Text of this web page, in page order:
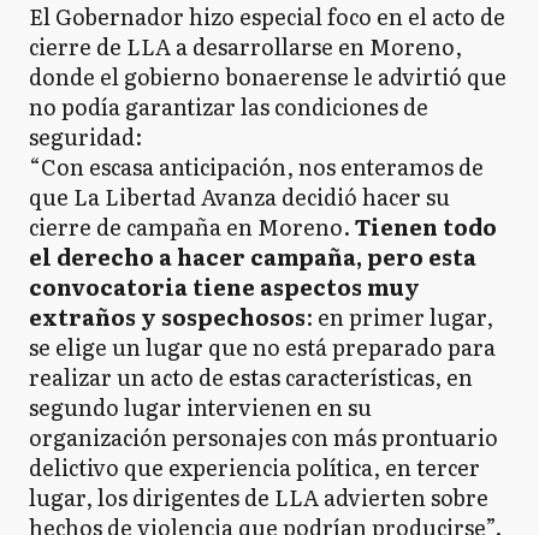
El Gobernador hizo especial foco en el acto de
cierre de LLA a desarrollarse en Moreno,
donde el gobierno bonaerense le advirtió que
no podía garantizar las condiciones de
seguridad:
“Con escasa anticipación, nos enteramos de
que La Libertad Avanza decidió hacer su
cierre de campaña en Moreno.Tienen todo
el derecho a hacer campaña, pero esta
convocatoria tiene aspectos muy
extraños y sospechosos: en primer lugar,
se elige un lugar que no está preparado para
realizar un acto de estas características, en
segundo lugar intervienen en su
organización personajes con más prontuario
delictivo que experiencia política, en tercer
lugar, los dirigentes de LLA advierten sobre
hechos de violencia que podrían producirse”.